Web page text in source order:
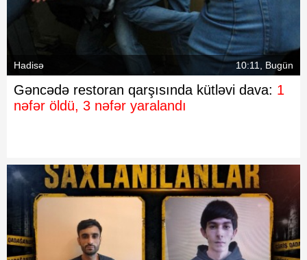
Hadisə 10:11, Bugün
Gəncədə restoran qarşısında kütləvi dava: 1
nəfər öldü, 3 nəfər yaralandı